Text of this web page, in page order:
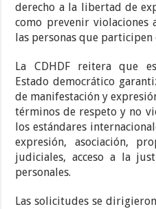
derecho a la libertad de
como prevenir violaciones
las personas que
La CDHDF reitera que
Estado democrático
de manifestación y
términos de respeto y no
los estándares
expresión, asociación,
judiciales, acceso a la
personales.
Las solicitudes se